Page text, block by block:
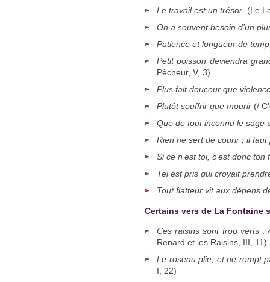
Le travail est un trésor . (Le
On a souvent besoin d’un
Patience et longueur de
Petit poisson deviendra
Pêcheur, V, 3)
Plus fait douceur que
Plutôt souffrir que mourir (/
Que de tout inconnu le sage
Rien ne sert de courir ; il faut
Si ce n’est toi, c’est donc ton
Tel est pris qui croyait
Tout flatteur vit aux dépens
Certains vers de La Fontaine
Ces raisins sont trop verts:
Renard et les Raisins, III, 11)
Le roseau plie, et ne rompt
I, 22)